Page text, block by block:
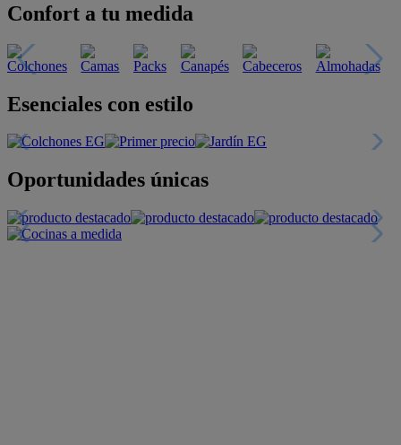
Confort a tu medida
Esenciales con estilo
Oportunidades únicas